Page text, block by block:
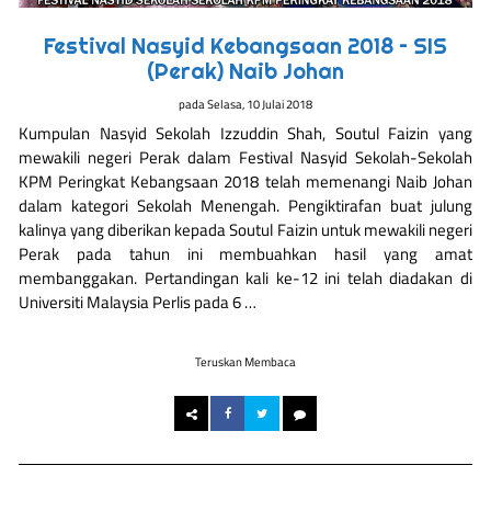
Festival Nasyid Kebangsaan 2018 – SIS
(Perak) Naib Johan
padaSelasa, 10 Julai 2018
Kumpulan Nasyid Sekolah Izzuddin Shah, Soutul Faizin yang
mewakili negeri Perak dalam Festival Nasyid Sekolah-Sekolah
KPM Peringkat Kebangsaan 2018 telah memenangi Naib Johan
dalam kategori Sekolah Menengah. Pengiktirafan buat julung
kalinya yang diberikan kepada Soutul Faizin untuk mewakili negeri
Perak pada tahun ini membuahkan hasil yang amat
membanggakan. Pertandingan kali ke-12 ini telah diadakan di
Universiti Malaysia Perlis pada 6 …
Teruskan Membaca